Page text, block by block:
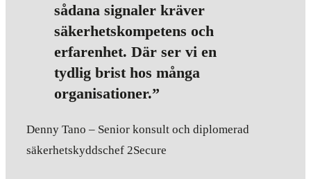
sådana signaler kräver
säkerhetskompetens och
erfarenhet. Där ser vi en
tydlig brist hos många
organisationer.”
Denny Tano – Senior konsult och diplomerad
säkerhetskyddschef 2Secure